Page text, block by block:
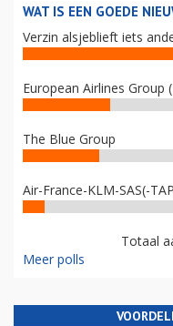
WAT IS EEN GOEDE
Verzin alsjeblieft iets
European Airlines Group
The Blue Group
Air-France-KLM-SAS(-
Totaal
Meer polls